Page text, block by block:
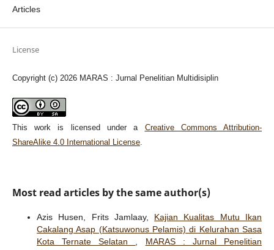
Articles
License
Copyright (c) 2026 MARAS : Jurnal Penelitian Multidisiplin
This work is licensed under a Creative Commons Attribution-
ShareAlike 4.0 International License.
Most read articles by the same author(s)
Azis Husen, Frits Jamlaay, Kajian Kualitas Mutu Ikan
Cakalang Asap (Katsuwonus Pelamis) di Kelurahan Sasa
Kota Ternate Selatan
MARAS : Jurnal Penelitian